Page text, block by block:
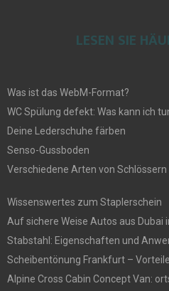
LESEN SIE
Was ist das WebM-Format?
WC Spülung defekt: Was kann ich
Deine Lederschuhe färben
Senso-Gussboden
Verschiedene Arten von Schlössern
Wissenswertes zum Staplerschein
Auf sichere Weise Autos aus Dubai
Stabstahl: Eigenschaften und
Scheibentönung Frankfurt –
Alpine Cross Cabin Concept Van: